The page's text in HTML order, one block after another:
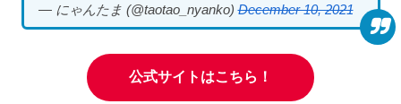
— にゃんたま (@taotao_nyanko)December 10, 2021
公式サイトはこちら！